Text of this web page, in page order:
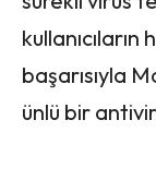
kullanıcıların
başarısıyla
ünlü bir